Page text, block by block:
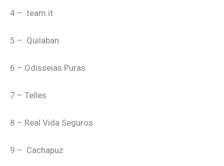
4 – team.it
5 – Quilaban
6 – Odisseias Puras
7 – Telles
8 – Real Vida Seguros
9 – Cachapuz